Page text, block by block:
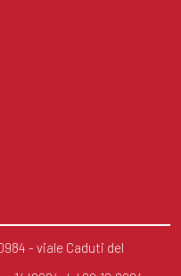
- viale Caduti del